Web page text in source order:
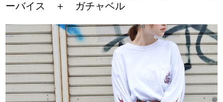
ーバイス ＋ ガチャベル